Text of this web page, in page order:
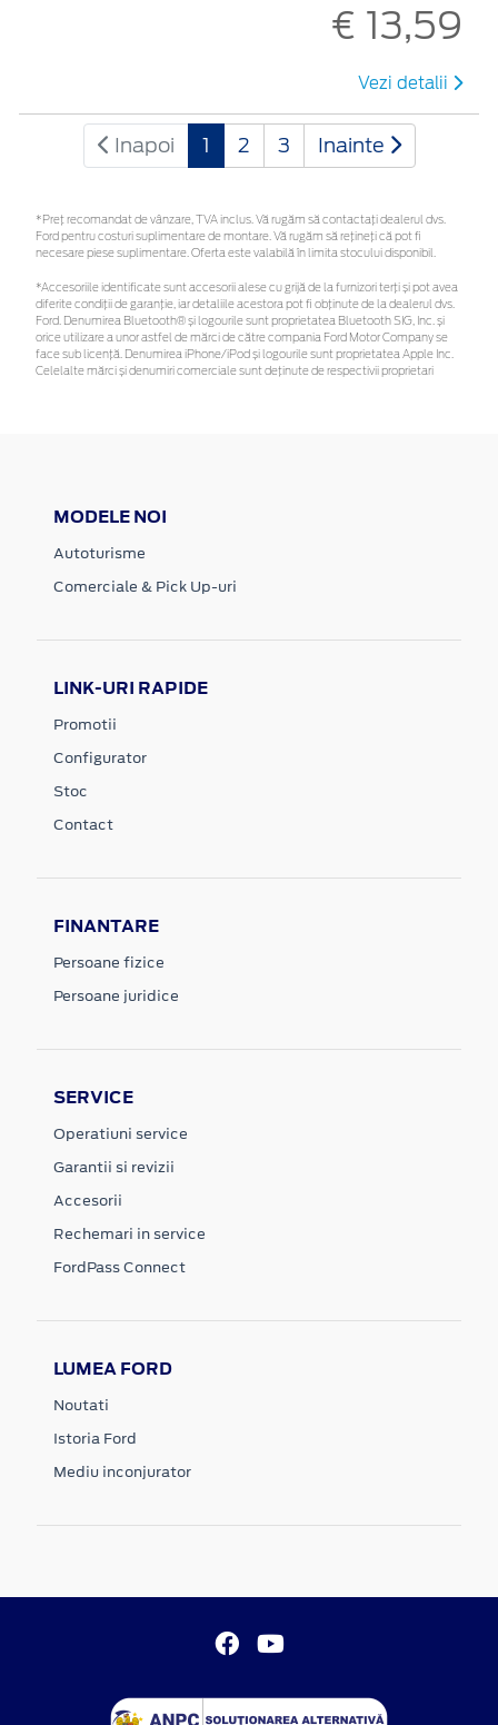
€ 13,59
Vezi detalii
Inapoi 1 2 3 Inainte
*Preţ recomandat de vânzare, TVA inclus. Vă rugăm să contactaţi dealerul dvs.
Ford pentru costuri suplimentare de montare. Vă rugăm să rețineți că pot fi
necesare piese suplimentare. Oferta este valabilă în limita stocului disponibil.
*Accesoriile identificate sunt accesorii alese cu grijă de la furnizori terți și pot avea
diferite condiții de garanție, iar detaliile acestora pot fi obținute de la dealerul dvs.
Ford. Denumirea Bluetooth® și logourile sunt proprietatea Bluetooth SIG, Inc. și
orice utilizare a unor astfel de mărci de către compania Ford Motor Company se
face sub licență. Denumirea iPhone/iPod și logourile sunt proprietatea Apple Inc.
Celelalte mărci și denumiri comerciale sunt deținute de respectivii proprietari
MODELE NOI
Autoturisme
Comerciale & Pick Up-uri
LINK-URI RAPIDE
Promotii
Configurator
Stoc
Contact
FINANTARE
Persoane fizice
Persoane juridice
SERVICE
Operatiuni service
Garantii si revizii
Accesorii
Rechemari in service
FordPass Connect
LUMEA FORD
Noutati
Istoria Ford
Mediu inconjurator